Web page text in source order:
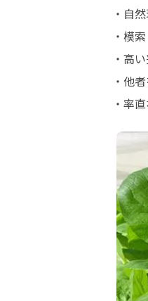
・自
・模
・高
・他
・率